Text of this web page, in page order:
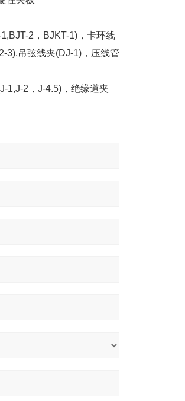
2，BJKT-1)，卡环线
3),吊弦线夹(DJ-1)，压线管
1,J-2，J-4.5)，绝缘道夹